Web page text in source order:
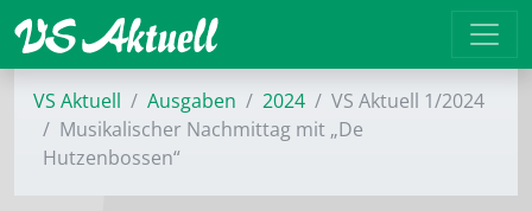
VS Aktuell Ausgaben 2024
VS Aktuell 1/2024
Musikalischer Nachmittag mit „De
Hutzenbossen“